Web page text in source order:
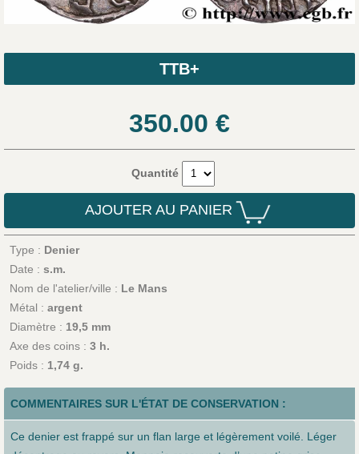
TTB+
350.00 €
Quantité
AJOUTER AU PANIER
Type : Denier
Date : s.m.
Nom de l'atelier/ville : Le Mans
Métal : argent
Diamètre : 19,5 mm
Axe des coins : 3 h.
Poids : 1,74 g.
COMMENTAIRES SUR L'ÉTAT DE CONSERVATION :
Ce denier est frappé sur un flan large et légèrement voilé. Léger